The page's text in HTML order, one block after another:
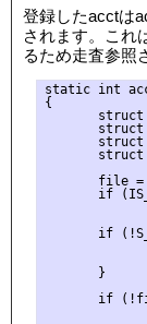
登録したacctは
されます。これ
るため走査参照
static int
{
struct
struct
struct
file
if
if
       }
if